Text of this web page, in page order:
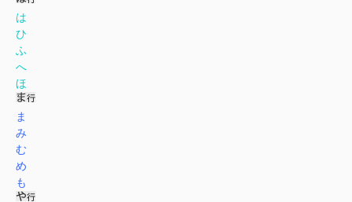
は
ひ
ふ
へ
ほ
ま
み
む
め
も